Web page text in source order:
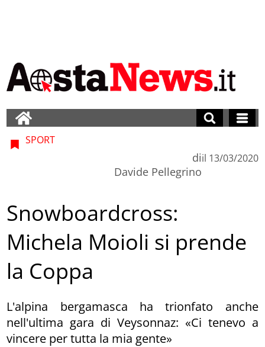
SPORT
di
Davide Pellegrino
il 13/03/2020
Snowboardcross:
Michela Moioli si prende
la Coppa
L'alpina bergamasca ha trionfato anche
nell'ultima gara di Veysonnaz: «Ci tenevo a
vincere per tutta la mia gente»